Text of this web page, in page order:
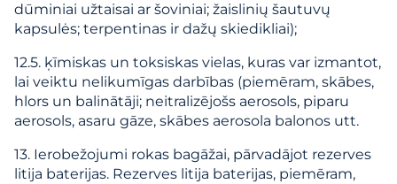
dūminiai užtaisai ar šoviniai; žaislinių šautuvų
kapsulės; terpentinas ir dažų skiedikliai);
12.5. ķīmiskas un toksiskas vielas, kuras var izmantot,
lai veiktu nelikumīgas darbības (piemēram, skābes,
hlors un balinātāji; neitralizējošs aerosols, piparu
aerosols, asaru gāze, skābes aerosola balonos utt.
13. Ierobežojumi rokas bagāžai, pārvadājot rezerves
litija baterijas. Rezerves litija baterijas, piemēram,